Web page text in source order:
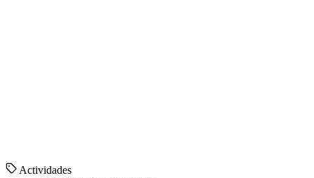
Actividades